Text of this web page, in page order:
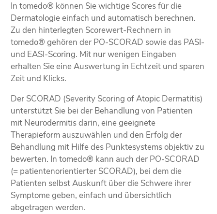
In tomedo® können Sie wichtige Scores für die
Dermatologie einfach und automatisch berechnen.
Zu den hinterlegten Scorewert-Rechnern in
tomedo® gehören der PO-SCORAD sowie das PASI-
und EASI-Scoring. Mit nur wenigen Eingaben
erhalten Sie eine Auswertung in Echtzeit und sparen
Zeit und Klicks.
Der SCORAD (Severity Scoring of Atopic Dermatitis)
unterstützt Sie bei der Behandlung von Patienten
mit Neurodermitis darin, eine geeignete
Therapieform auszuwählen und den Erfolg der
Behandlung mit Hilfe des Punktesystems objektiv zu
bewerten. In tomedo® kann auch der PO-SCORAD
(= patientenorientierter SCORAD), bei dem die
Patienten selbst Auskunft über die Schwere ihrer
Symptome geben, einfach und übersichtlich
abgetragen werden.